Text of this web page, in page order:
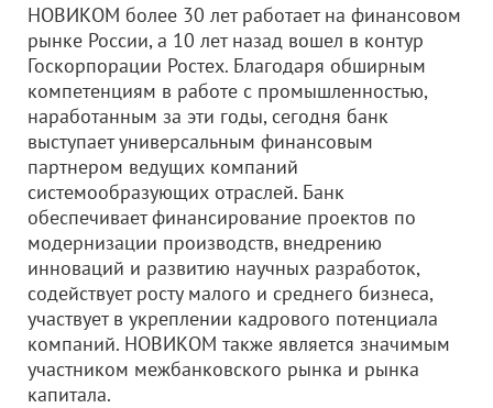
НОВИКОМ более 30 лет работает на финансовом
рынке России, а 10 лет назад вошел в контур
Госкорпорации Ростех. Благодаря обширным
компетенциям в работе с промышленностью,
наработанным за эти годы, сегодня банк
выступает универсальным финансовым
партнером ведущих компаний
системообразующих отраслей. Банк
обеспечивает финансирование проектов по
модернизации производств, внедрению
инноваций и развитию научных разработок,
содействует росту малого и среднего бизнеса,
участвует в укреплении кадрового потенциала
компаний. НОВИКОМ также является значимым
участником межбанковского рынка и рынка
капитала.